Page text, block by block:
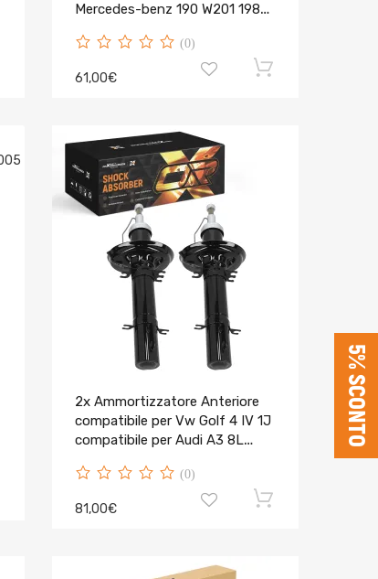
Mercedes-benz 190 W201 1982-
(0)
61,00€
2x Ammortizzatore Anteriore
compatibile per Vw Golf 4 IV 1J
compatibile per Audi A3 8L
Toledo 1M
(0)
81,00€
5% SCONTO